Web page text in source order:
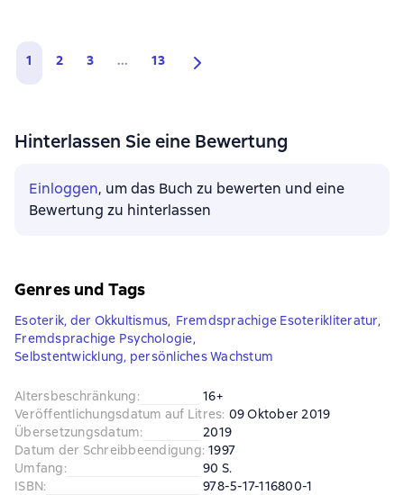
1 2 3 ... 13
Hinterlassen Sie eine Bewertung
Einloggen, um das Buch zu bewerten und eine
Bewertung zu hinterlassen
Genres und Tags
Esoterik, der Okkultismus, Fremdsprachige Esoterikliteratur,
Fremdsprachige Psychologie,
Selbstentwicklung, persönliches Wachstum
Altersbeschränkung:
16+
Veröffentlichungsdatum auf Litres: 09 Oktober 2019
Übersetzungsdatum:
2019
Datum der Schreibbeendigung: 1997
Umfang:
90 S.
ISBN:
978-5-17-116800-1